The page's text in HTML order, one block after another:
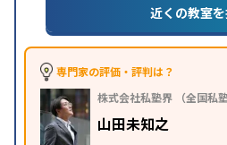
特徴
入塾に学力基準あり授
ブレットを利用オンラ
季節講習のみの受講可
※2024年6月調査。大学受験塾・予備校
近くの教室
専門家の評価・評判は？
株式会社私塾界 （全国私
山田未知之